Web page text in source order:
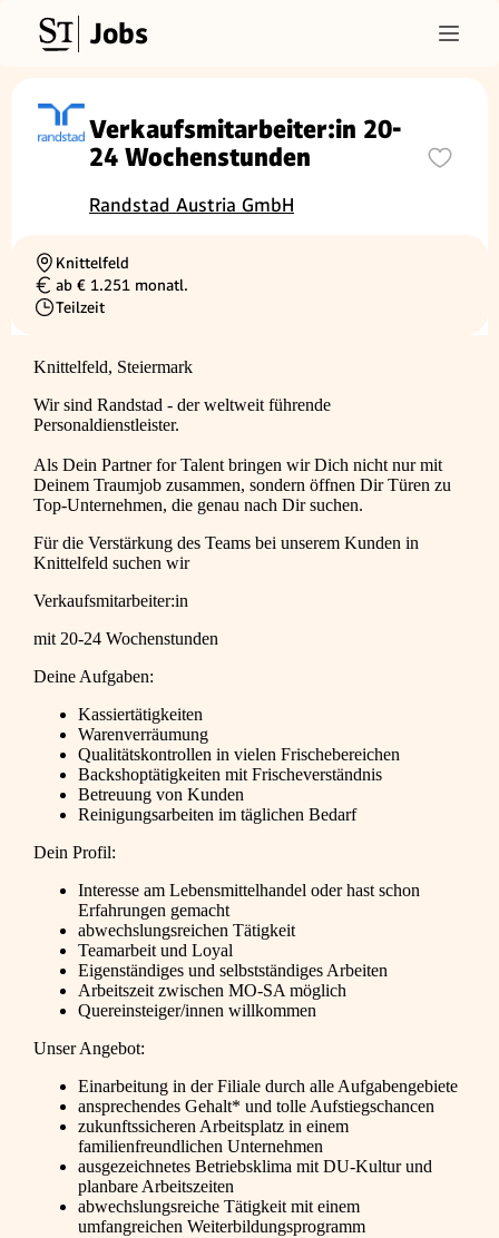
Jobs
Verkaufsmitarbeiter:in 20-
24 Wochenstunden
Randstad Austria GmbH
Ortschaft
Knittelfeld
Gehalt
ab € 1.251 monatl.
Beschäftigungsart
Teilzeit
Knittelfeld, Steiermark
Wir sind Randstad - der weltweit führende
Personaldienstleister.
Als Dein Partner for Talent bringen wir Dich nicht nur mit
Deinem Traumjob zusammen, sondern öffnen Dir Türen zu
Top-Unternehmen, die genau nach Dir suchen.
Für die Verstärkung des Teams bei unserem Kunden in
Knittelfeld suchen wir
Verkaufsmitarbeiter:in
mit 20-24 Wochenstunden
Deine Aufgaben:
Kassiertätigkeiten
Warenverräumung
Qualitätskontrollen in vielen Frischebereichen
Backshoptätigkeiten mit Frischeverständnis
Betreuung von Kunden
Reinigungsarbeiten im täglichen Bedarf
Dein Profil:
Interesse am Lebensmittelhandel oder hast schon
Erfahrungen gemacht
abwechslungsreichen Tätigkeit
Teamarbeit und Loyal
Eigenständiges und selbstständiges Arbeiten
Arbeitszeit zwischen MO-SA möglich
Quereinsteiger/innen willkommen
Unser Angebot:
Einarbeitung in der Filiale durch alle Aufgabengebiete
ansprechendes Gehalt* und tolle Aufstiegschancen
zukunftssicheren Arbeitsplatz in einem
familienfreundlichen Unternehmen
ausgezeichnetes Betriebsklima mit DU-Kultur und
planbare Arbeitszeiten
abwechslungsreiche Tätigkeit mit einem
umfangreichen Weiterbildungsprogramm